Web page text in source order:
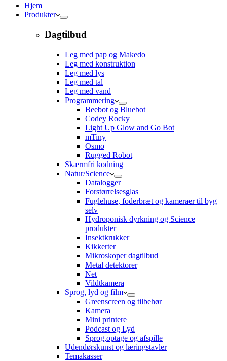
Hjem
Produkter
Dagtilbud
Leg med pap og Makedo
Leg med konstruktion
Leg med lys
Leg med tal
Leg med vand
Programmering
Beebot og Bluebot
Codey Rocky
Light Up Glow and Go Bot
mTiny
Osmo
Rugged Robot
Skærmfri kodning
Natur/Science
Datalogger
Forstørrelsesglas
Fuglehuse, foderbræt og kameraer til byg
selv
Hydroponisk dyrkning og Science
produkter
Insektkrukker
Kikkerter
Mikroskoper dagtilbud
Metal detektorer
Net
Vildtkamera
Sprog, lyd og film
Greenscreen og tilbehør
Kamera
Mini printere
Podcast og Lyd
Sprog,optage og afspille
Udendørskunst og læringstavler
Temakasser